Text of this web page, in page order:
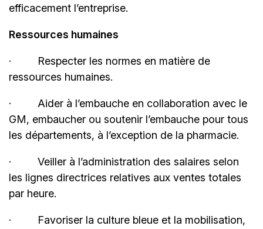
efficacement l’entreprise.
Ressources humaines
·
Respecter les normes en matière de
ressources humaines.
·
Aider à l’embauche en collaboration avec le
GM, embaucher ou soutenir l’embauche pour tous
les départements, à l’exception de la pharmacie.
·
Veiller à l’administration des salaires selon
les lignes directrices relatives aux ventes totales
par heure.
·
Favoriser la culture bleue et la mobilisation,